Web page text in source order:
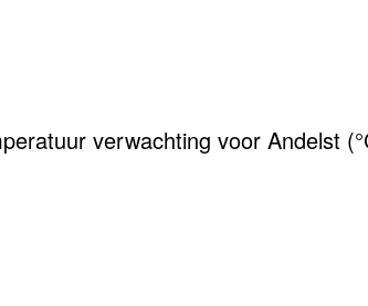
verwachting voor Andelst